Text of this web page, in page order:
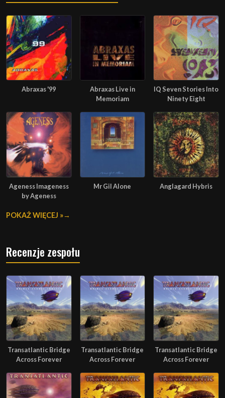
Abraxas '99
Abraxas Live in
Memoriam
IQ Seven Stories Into
Ninety Eight
Ageness Imageness
by Ageness
Mr Gil Alone Anglagard Hybris
POKAŻ WIĘCEJ »
Recenzje zespołu
Transatlantic Bridge
Across Forever
Transatlantic Bridge
Across Forever
Transatlantic Bridge
Across Forever